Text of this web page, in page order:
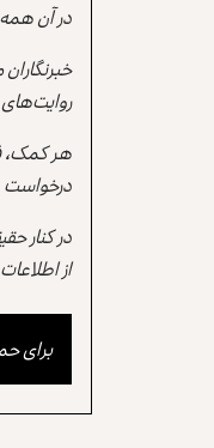
در آن
هر کمک،
درخواست
در کنار
از
برای